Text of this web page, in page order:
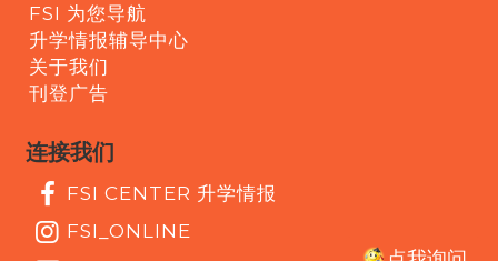
FSI 为您导航
升学情报辅导中心
关于我们
刊登广告
连接我们
FSI CENTER 升学情报
FSI_ONLINE